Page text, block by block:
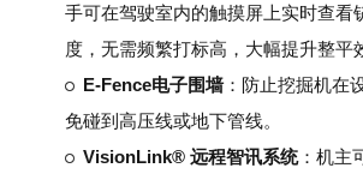
手可在驾驶室内的触摸屏上实时查看
度，无需频繁打标高，大幅提升整平
E-Fence电子围墙：防止挖掘机在
免碰到高压线或地下管线。
VisionLink® 远程智讯系统：机主